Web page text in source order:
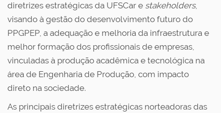
diretrizes estratégicas da UFSCar e stakeholders,
visando à gestão do desenvolvimento futuro do
PPGPEP, a adequação e melhoria da infraestrutura e
melhor formação dos profissionais de empresas,
vinculadas à produção acadêmica e tecnológica na
área de Engenharia de Produção, com impacto
direto na sociedade.
As principais diretrizes estratégicas norteadoras das